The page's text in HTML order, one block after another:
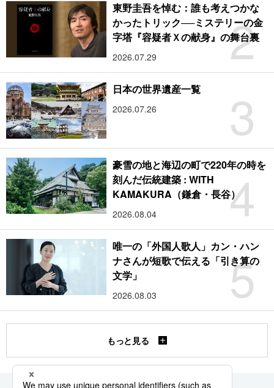
2
東野圭吾を悼む：誰も考えつかな
かったトリック──ミステリーの金
字塔『容疑者Ｘの献身』の舞台裏
2026.07.29
3
日本の世界遺産一覧
2026.07.26
4
豪雪の地と海辺の町で220年の時を
刻んだ伝統建築 : WITH
KAMAKURA（鎌倉・長谷）
2026.08.04
5
唯一の「外国人歌人」カン・ハン
ナさんが短歌で伝える「引き算の
文学」
2026.08.03
もっと見る